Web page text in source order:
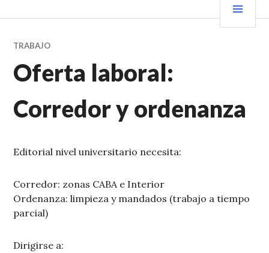
al VENDER+LIBROS NOTICIAS
TRABAJO
Oferta laboral:
Corredor y ordenanza
Editorial nivel universitario necesita:
Corredor: zonas CABA e Interior
Ordenanza: limpieza y mandados (trabajo a tiempo
parcial)
Dirigirse a: